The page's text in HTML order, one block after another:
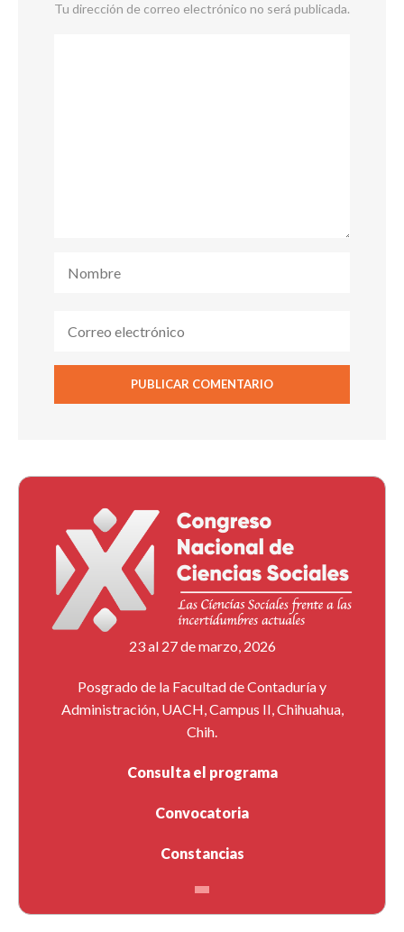
Tu dirección de correo electrónico no será publicada.
23 al 27 de marzo, 2026
Posgrado de la Facultad de Contaduría y
Administración, UACH, Campus II, Chihuahua,
Chih.
Consulta el programa
Convocatoria
Constancias